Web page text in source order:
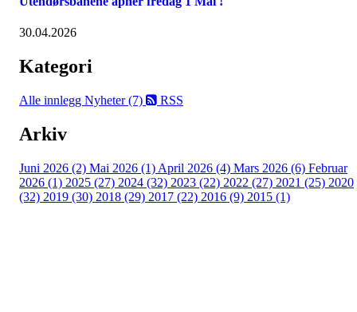
30.04.2026
Kategori
Alle innlegg Nyheter (7) RSS
Arkiv
Juni 2026 (2) Mai 2026 (1) April 2026 (4) Mars 2026 (6) Februar
2026 (1) 2025 (27) 2024 (32) 2023 (22) 2022 (27) 2021 (25) 2020
(32) 2019 (30) 2018 (29) 2017 (22) 2016 (9) 2015 (1)